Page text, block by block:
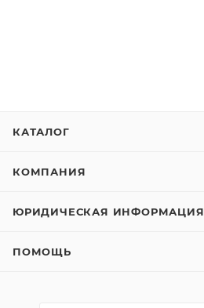
КАТАЛОГ
КОМПАНИЯ
ЮРИДИЧЕСКАЯ ИНФОРМАЦИЯ
ПОМОЩЬ